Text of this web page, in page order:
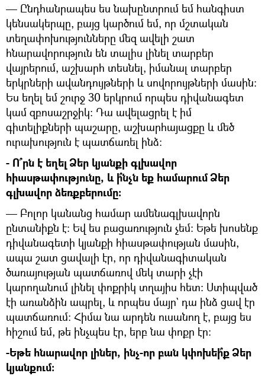
— Ընդհանրապես ես նախընտրում եմ հանգիստ
կենսակերպը, բայց կարծում եմ, որ մշտական
տեղափոխությունները մեզ ավելի շատ
հնարավորություն են տալիս լինել տարբեր
վայրերում, աշխարհ տեսնել, իմանալ տարբեր
երկրների ավանդույթների և սովորույթների մասին:
Ես եղել եմ շուրջ 30 երկրում որպես դիվանագետ
կամ զբոսաշրջիկ: Դա ավելացրել է իմ
գիտելիքների պաշարը, աշխարհայացքը և մեծ
ուրախություն է պատճառել ինձ:
- Ո՞րն է եղել Ձեր կյանքի գլխավոր
հիասթափությունը, և ի՞նչն եք համարում Ձեր
գլխավոր ձեռքբերումը:
— Բոլոր կանանց համար ամենագլխավորն
ընտանիքն է: Եվ ես բացառություն չեմ: Եթե խոսենք
դիվանագետի կյանքի հիասթափության մասին,
ապա շատ ցավալի էր, որ դիվանագիտական
ծառայության պատճառով մեկ տարի չէի
կարողանում լինել փոքրիկ տղայիս հետ: Ստիպված
էի առանձին ապրել, և որպես մայր` դա ինձ ցավ էր
պատճառում: Հիմա նա արդեն ուսանող է, բայց ես
հիշում եմ, թե ինչպես էր, երբ նա փոքր էր:
-Եթե հնարավոր լիներ, ինչ-որ բան կփոխեի՞ք Ձեր
կյանքում: